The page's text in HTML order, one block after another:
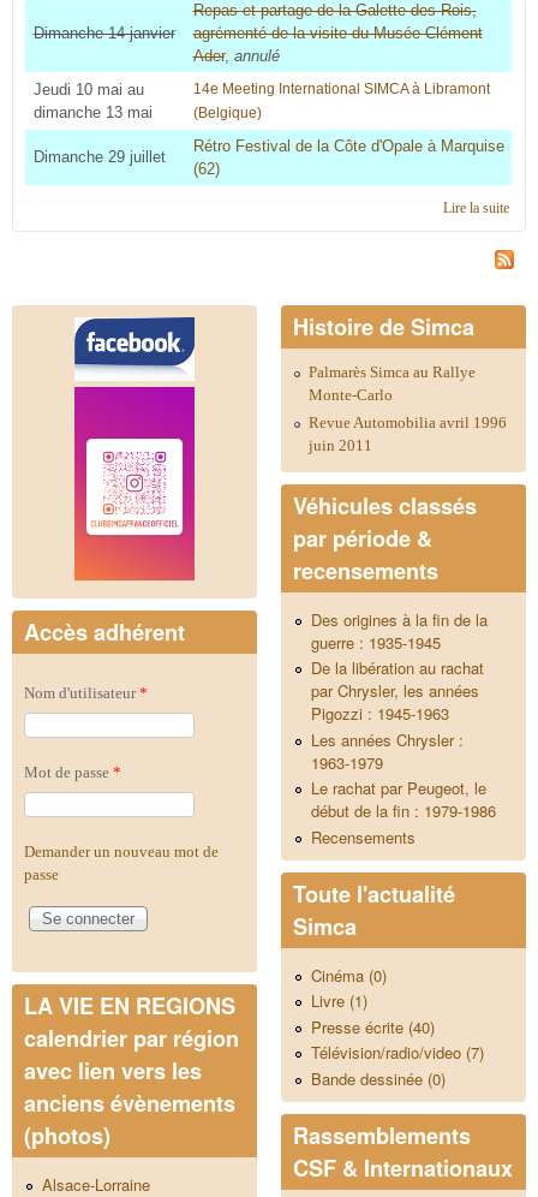
Dimanche 14 janvier
Repas et partage de la Galette des Rois,
agrémenté de la visite du Musée Clément
Ader, annulé
Jeudi 10 mai au
dimanche 13 mai
14e Meeting International SIMCA à Libramont
(Belgique)
Dimanche 29 juillet
Rétro Festival de la Côte d'Opale à Marquise
(62)
Lire la suitede
Accès adhérent
Nom d'utilisateur*
Mot de passe *
Demander un nouveau mot de
passe
LA VIE EN REGIONS
calendrier par région
avec lien vers les
anciens évènements
(photos)
Alsace-Lorraine
Histoire de Simca
Palmarès Simca au Rallye
Monte-Carlo
Revue Automobilia avril 1996
juin 2011
Véhicules classés
par période &
recensements
Des origines à la fin de la
guerre : 1935-1945
De la libération au rachat
par Chrysler, les années
Pigozzi : 1945-1963
Les années Chrysler :
1963-1979
Le rachat par Peugeot, le
début de la fin : 1979-1986
Recensements
Toute l'actualité
Simca
Cinéma (0)
Livre (1)
Presse écrite (40)
Télévision/radio/video (7)
Bande dessinée (0)
Rassemblements
CSF & Internationaux